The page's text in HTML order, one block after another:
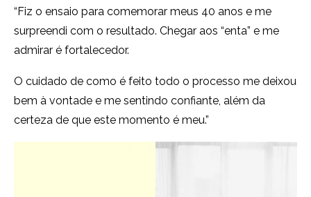
“Fiz o ensaio para comemorar meus 40 anos e me
surpreendi com o resultado. Chegar aos “enta” e me
admirar é fortalecedor.
O cuidado de como é feito todo o processo me deixou
bem à vontade e me sentindo confiante, além da
certeza de que este momento é meu.”